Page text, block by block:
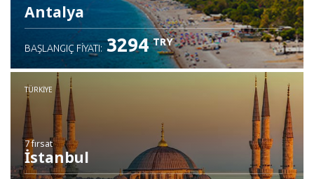
Antalya
BAŞLANGIÇ FIYATI: 3294 TRY
TÜRKIYE
7 fırsat
İstanbul